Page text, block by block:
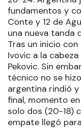
fundamentos y
Conte y 12 de
una nueva tanda
Tras un inicio
Ivovic a la
Pekovic. Sin
técnico no se
argentina rindió
final, momento
solo dos (20-18)
empate llegó